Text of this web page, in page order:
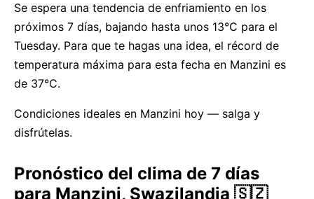
Se espera una tendencia de enfriamiento en los
próximos 7 días, bajando hasta unos 13°C para el
Tuesday. Para que te hagas una idea, el récord de
temperatura máxima para esta fecha en Manzini es
de 37°C.
Condiciones ideales en Manzini hoy — salga y
disfrútelas.
Pronóstico del clima de 7 días
para Manzini, Swazilandia 🇸🇿